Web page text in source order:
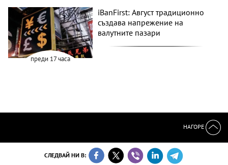
преди 17 часа
iBanFirst: Август традиционно
създава напрежение на
валутните пазари
НАГОРЕ
СЛЕДВАЙ НИ В: